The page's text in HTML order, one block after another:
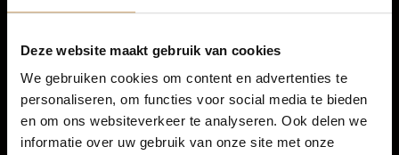
Deze website maakt gebruik van cookies
We gebruiken cookies om content en advertenties te
personaliseren, om functies voor social media te bieden
en om ons websiteverkeer te analyseren. Ook delen we
informatie over uw gebruik van onze site met onze
Financiering
Autoverzekeringen